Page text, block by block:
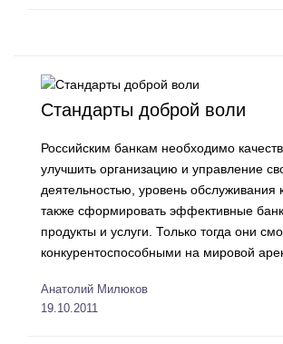
Стандарты доброй воли
Российским банкам необходимо
улучшить организацию и управление
деятельностью, уровень обслуживания
также сформировать эффективные
продукты и услуги. Только тогда они
конкурентоспособными на мировой
Анатолий Милюков
19.10.2011